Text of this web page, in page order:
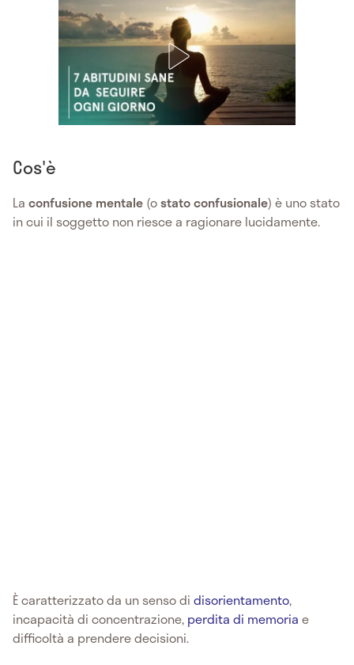
Cos'è
La confusione mentale (ostato confusionale) è uno stato
in cui il soggetto non riesce a ragionare lucidamente.
È caratterizzato da un senso di disorientamento,
incapacità di concentrazione, perdita di memoria e
difficoltà a prendere decisioni.